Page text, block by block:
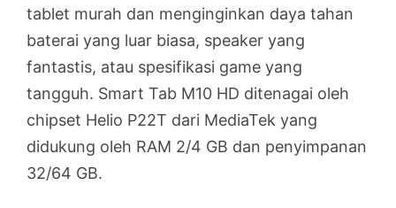
tablet murah dan menginginkan daya tahan
baterai yang luar biasa, speaker yang
fantastis, atau spesifikasi game yang
tangguh. Smart Tab M10 HD ditenagai oleh
chipset Helio P22T dari MediaTek yang
didukung oleh RAM 2/4 GB dan penyimpanan
32/64 GB.